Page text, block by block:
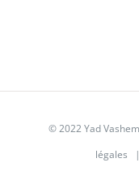
© 2022 Yad
légales